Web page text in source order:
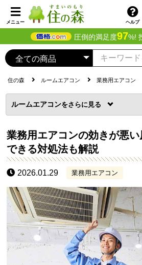
メニュー ヘルプ
圧倒的満足度97%!
住の森 ルームエアコン 業務用エアコン
ルームエアコンを
業務用エアコンの効きが悪
できる対処法も解説
2026.01.29 業務用エアコン